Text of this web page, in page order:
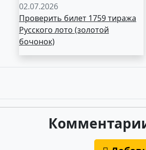
02.07.2026
Проверить билет 1759 тиража
Русского лото (золотой
бочонок)